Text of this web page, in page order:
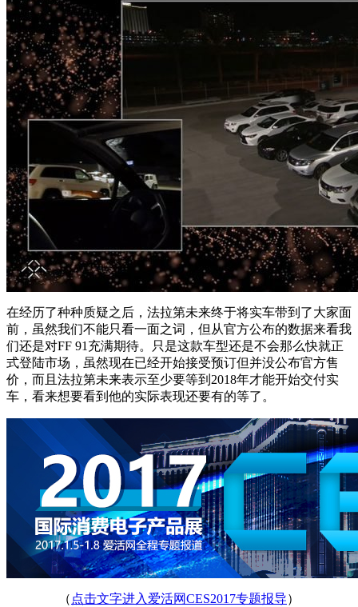
在经历了种种质疑之后，法拉第未来终于将实车带到了大家面
前，虽然我们不能只看一面之词，但从官方公布的数据来看我
们还是对FF 91充满期待。只是这款车型还是不会那么快就正
式登陆市场，虽然现在已经开始接受预订但并没公布官方售
价，而且法拉第未来表示至少要等到2018年才能开始交付实
车，看来想要看到他的实际表现还要有的等了。
（ 点击文字进入爱活网CES2017专题报导）